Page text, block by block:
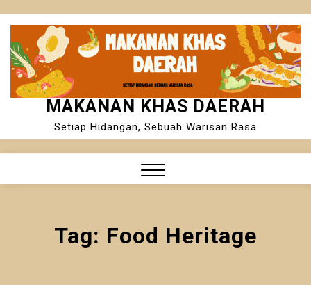
Skip
content
MAKANAN KHAS DAERAH
Setiap Hidangan, Sebuah Warisan Rasa
Tag: Food Heritage